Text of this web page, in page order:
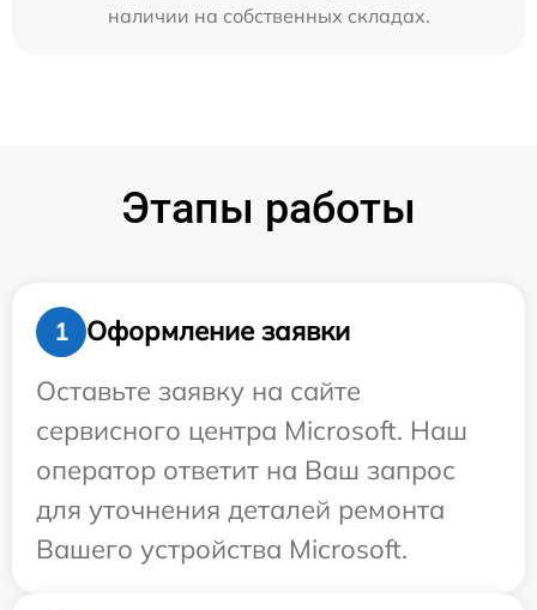
наличии на собственных складах.
Этапы работы
1
Оформление заявки
Оставьте заявку на сайте
сервисного центра Microsoft. Наш
оператор ответит на Ваш запрос
для уточнения деталей ремонта
Вашего устройства Microsoft.